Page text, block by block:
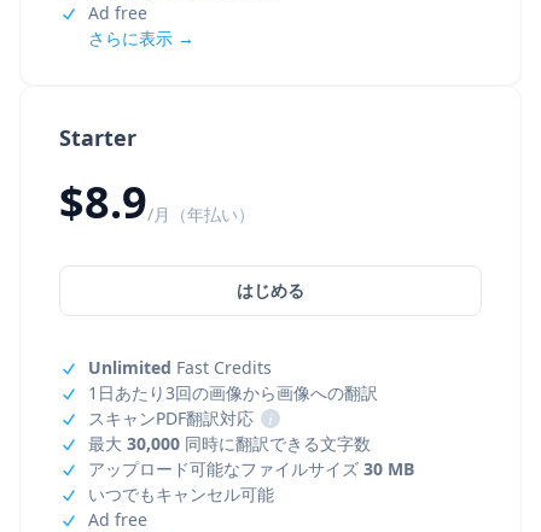
Starter
$8.9/月（年払い）
はじめる
Unlimited Fast Credits
1日あたり3回の画像から画像への翻訳
スキャンPDF翻訳対応
i
最大 30,000 同時に翻訳できる文字数
アップロード可能なファイルサイズ 30 MB
いつでもキャンセル可能
Ad free
Ad free
さらに表示 →